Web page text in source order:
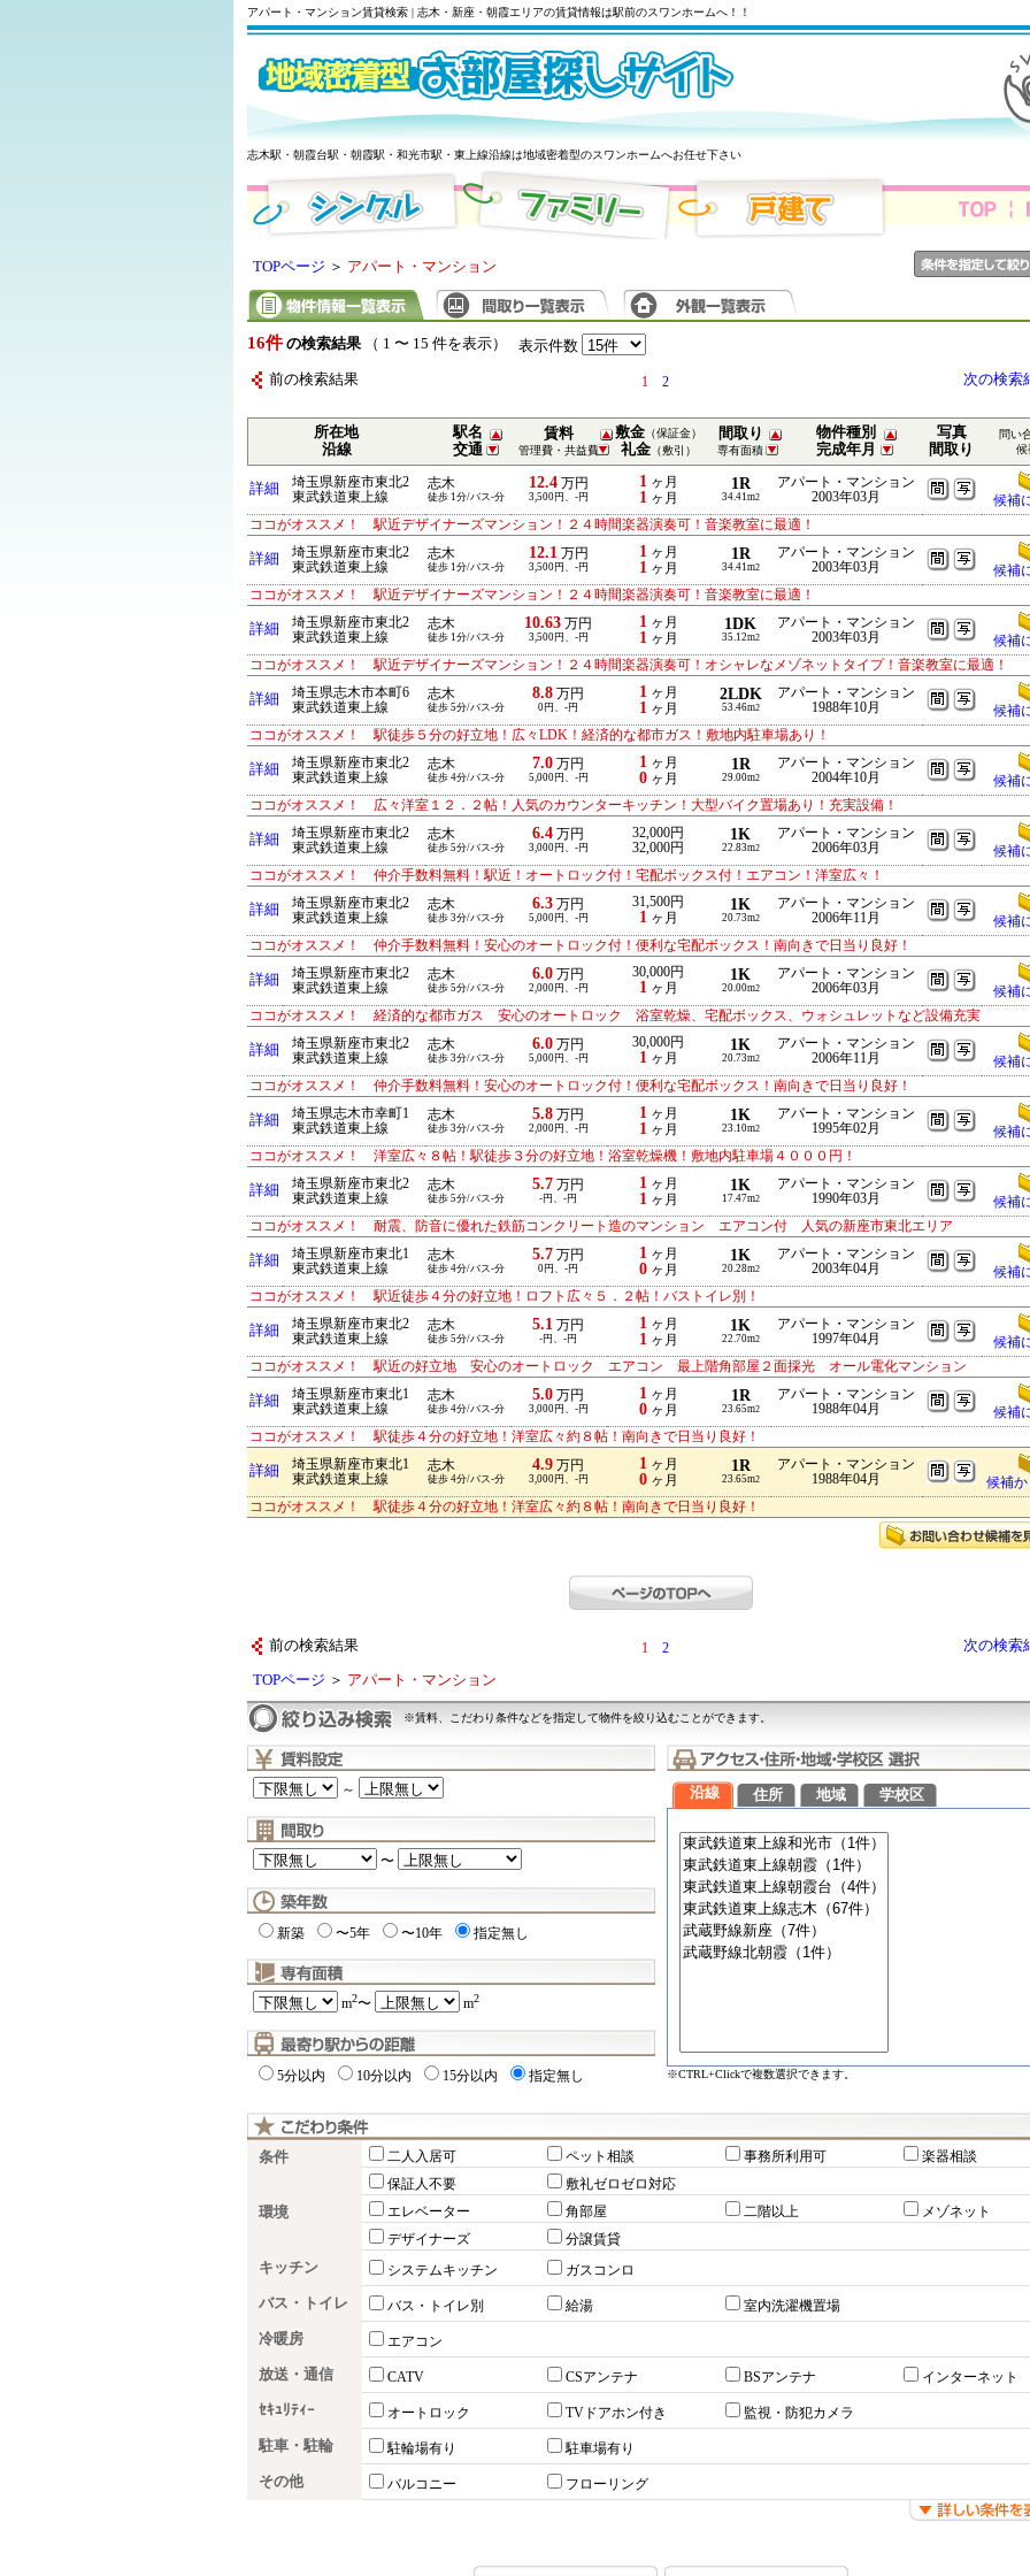
アパート・マンション賃貸検索 | 志木・新座・朝霞エリアの賃貸情報は駅前のスワンホームへ！！
志木駅・朝霞台駅・朝霞駅・和光市駅・東上線沿線は地域密着型のスワンホームへお任せ下さい
TOPページ ＞ アパート・マンション
16件 の検索結果（ 1 〜 15 件を表示） 表示件数
前の検索結果 1 2 次の検索
所在地
沿線
駅名
交通
賃料
管理費・共益費
敷金（保証金）
礼金（敷引）
間取り
専有面積
物件種別
完成年月
写真
間取り
問い
候
詳細
埼玉県新座市東北2
東武鉄道東上線
志木
徒歩 1分/バス-分
12.4万円
3,500円、-円
1 ヶ月
1 ヶ月
1R
34.41m2
アパート・マンション
2003年03月
候補
ココがオススメ！ 駅近デザイナーズマンション！２４時間楽器演奏可！音楽教室に最適！
詳細
埼玉県新座市東北2
東武鉄道東上線
志木
徒歩 1分/バス-分
12.1 万円
3,500円、-円
1 ヶ月
1 ヶ月
1R
34.41m2
アパート・マンション
2003年03月
候補
ココがオススメ！ 駅近デザイナーズマンション！２４時間楽器演奏可！音楽教室に最適！
詳細
埼玉県新座市東北2
東武鉄道東上線
志木
徒歩 1分/バス-分
10.63 万円
3,500円、-円
1 ヶ月
1 ヶ月
1DK
35.12m2
アパート・マンション
2003年03月
候補
ココがオススメ！ 駅近デザイナーズマンション！２４時間楽器演奏可！オシャレなメゾネットタイプ！音楽教室に最適！
詳細
埼玉県志木市本町6
東武鉄道東上線
志木
徒歩 5分/バス-分
8.8 万円
0円、-円
1 ヶ月
1 ヶ月
2LDK
53.46m2
アパート・マンション
1988年10月
候補
ココがオススメ！ 駅徒歩５分の好立地！広々LDK！経済的な都市ガス！敷地内駐車場あり！
詳細
埼玉県新座市東北2
東武鉄道東上線
志木
徒歩 4分/バス-分
7.0 万円
5,000円、-円
1 ヶ月
0ヶ月
1R
29.00m2
アパート・マンション
2004年10月
候補
ココがオススメ！ 広々洋室１２．２帖！人気のカウンターキッチン！大型バイク置場あり！充実設備！
詳細
埼玉県新座市東北2
東武鉄道東上線
志木
徒歩 5分/バス-分
6.4 万円
3,000円、-円
32,000円
32,000円
1K
22.83m2
アパート・マンション
2006年03月
候補
ココがオススメ！ 仲介手数料無料！駅近！オートロック付！宅配ボックス付！エアコン！洋室広々！
詳細
埼玉県新座市東北2
東武鉄道東上線
志木
徒歩 3分/バス-分
6.3 万円
5,000円、-円
31,500円
1 ヶ月
1K
20.73m2
アパート・マンション
2006年11月
候補
ココがオススメ！ 仲介手数料無料！安心のオートロック付！便利な宅配ボックス！南向きで日当り良好！
詳細
埼玉県新座市東北2
東武鉄道東上線
志木
徒歩 5分/バス-分
6.0 万円
2,000円、-円
30,000円
1 ヶ月
1K
20.00m2
アパート・マンション
2006年03月
候補
ココがオススメ！ 経済的な都市ガス 安心のオートロック 浴室乾燥、宅配ボックス、ウォシュレットなど設備充実
詳細
埼玉県新座市東北2
東武鉄道東上線
志木
徒歩 3分/バス-分
6.0 万円
5,000円、-円
30,000円
1 ヶ月
1K
20.73m2
アパート・マンション
2006年11月
候補
ココがオススメ！ 仲介手数料無料！安心のオートロック付！便利な宅配ボックス！南向きで日当り良好！
詳細
埼玉県志木市幸町1
東武鉄道東上線
志木
徒歩 3分/バス-分
5.8 万円
2,000円、-円
1 ヶ月
1 ヶ月
1K
23.10m2
アパート・マンション
1995年02月
候補
ココがオススメ！ 洋室広々８帖！駅徒歩３分の好立地！浴室乾燥機！敷地内駐車場４０００円！
詳細
埼玉県新座市東北2
東武鉄道東上線
志木
徒歩 5分/バス-分
5.7 万円
-円、-円
1 ヶ月
1 ヶ月
1K
17.47m2
アパート・マンション
1990年03月
候補
ココがオススメ！ 耐震、防音に優れた鉄筋コンクリート造のマンション エアコン付 人気の新座市東北エリア
詳細
埼玉県新座市東北1
東武鉄道東上線
志木
徒歩 4分/バス-分
5.7 万円
0円、-円
1 ヶ月
0ヶ月
1K
20.28m2
アパート・マンション
2003年04月
候補
ココがオススメ！ 駅近徒歩４分の好立地！ロフト広々５．２帖！バストイレ別！
詳細
埼玉県新座市東北2
東武鉄道東上線
志木
徒歩 5分/バス-分
5.1 万円
-円、-円
1 ヶ月
1 ヶ月
1K
22.70m2
アパート・マンション
1997年04月
候補
ココがオススメ！ 駅近の好立地 安心のオートロック エアコン 最上階角部屋２面採光 オール電化マンション
詳細
埼玉県新座市東北1
東武鉄道東上線
志木
徒歩 4分/バス-分
5.0 万円
3,000円、-円
1 ヶ月
0ヶ月
1R
23.65m2
アパート・マンション
1988年04月
候補
ココがオススメ！ 駅徒歩４分の好立地！洋室広々約８帖！南向きで日当り良好！
詳細
埼玉県新座市東北1
東武鉄道東上線
志木
徒歩 4分/バス-分
4.9 万円
3,000円、-円
1 ヶ月
0ヶ月
1R
23.65m2
アパート・マンション
1988年04月
候補
ココがオススメ！ 駅徒歩４分の好立地！洋室広々約８帖！南向きで日当り良好！
前の検索結果 1 2 次の検索
TOPページ ＞ アパート・マンション
※賃料、こだわり条件などを指定して物件を絞り込むことができます。
～
〜
新築 〜5年 〜10年 指定無し
m2〜 m2
5分以内 10分以内 15分以内 指定無し
沿線 住所 地域 学校区
※CTRL+Clickで複数選択できます。
条件 二人入居可 ペット相談 事務所利用可
楽器相談
保証人不要
敷礼ゼロゼロ対応
環境 エレベーター 角部屋 二階以上
メゾネット
デザイナーズ
分譲賃貸
キッチン システムキッチン ガスコンロ
バス・トイレ バス・トイレ別 給湯 室内洗濯機置場
冷暖房 エアコン
放送・通信 CATV CSアンテナ BSアンテナ インターネット
ｾｷｭﾘﾃｨｰ オートロック TVドアホン付き 監視・防犯カメラ
駐車・駐輪 駐輪場有り 駐車場有り
その他 バルコニー フローリング